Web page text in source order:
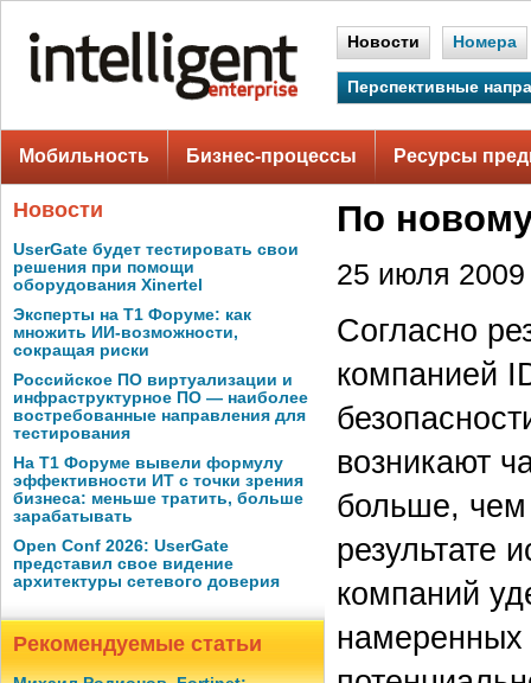
Новости Номера
Перспективные
Мобильность Бизнес-процессы Ресурсы
Новости
UserGate будет тестировать свои
решения при помощи
оборудования Xinertel
Эксперты на Т1 Форуме: как
множить ИИ-возможности,
сокращая риски
Российское ПО виртуализации и
инфраструктурное ПО — наиболее
востребованные направления для
тестирования
На Т1 Форуме вывели формулу
эффективности ИТ с точки зрения
бизнеса: меньше тратить, больше
зарабатывать
Open Conf 2026: UserGate
представил свое видение
архитектуры сетевого доверия
Рекомендуемые статьи
По
25 июля 2009
Согласно
компанией
возникают
больше, чем
результате
компаний
намеренных